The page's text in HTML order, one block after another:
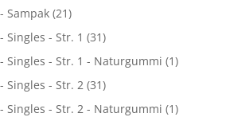
Sampak (21)
Singles - Str. 1 (31)
Singles - Str. 1 - Naturgummi (1)
Singles - Str. 2 (31)
Singles - Str. 2 - Naturgummi (1)